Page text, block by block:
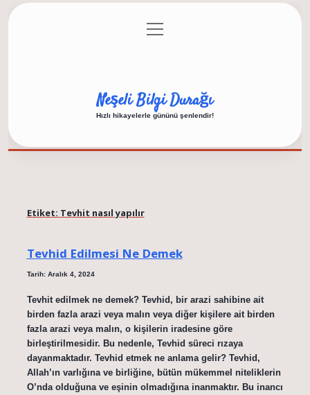
Gizlilik Politikası
menüyü
aç
Neşeli Bilgi Durağı
Hızlı hikayelerle gününü şenlendir!
Etiket: Tevhit nasıl yapılır
Tevhid Edilmesi Ne Demek
Tarih: Aralık 4, 2024
Tevhit edilmek ne demek? Tevhid, bir arazi sahibine ait
birden fazla arazi veya malın veya diğer kişilere ait birden
fazla arazi veya malın, o kişilerin iradesine göre
birleştirilmesidir. Bu nedenle, Tevhid süreci rızaya
dayanmaktadır. Tevhid etmek ne anlama gelir? Tevhid,
Allah’ın varlığına ve birliğine, bütün mükemmel niteliklerin
O’nda olduğuna ve eşinin olmadığına inanmaktır. Bu inancı